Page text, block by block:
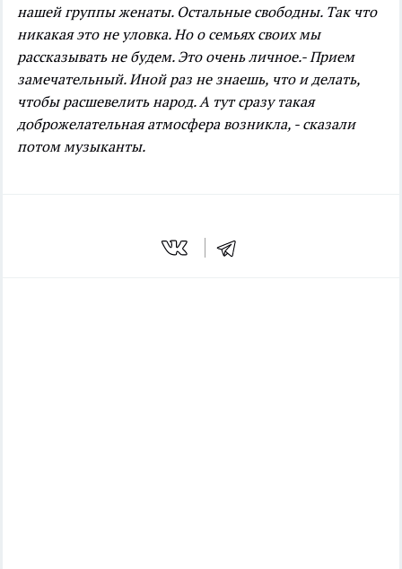
нашей группы женаты. Остальные свободны. Так что
никакая это не уловка. Но о семьях своих мы
рассказывать не будем. Это очень личное.- Прием
замечательный. Иной раз не знаешь, что и делать,
чтобы расшевелить народ. А тут сразу такая
доброжелательная атмосфера возникла, - сказали
потом музыканты.